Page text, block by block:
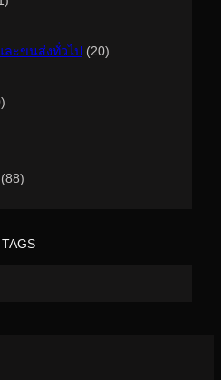
ละขนส่งทั่วไป (20)
(88)
TAGS